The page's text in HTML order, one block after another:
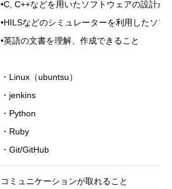
•C, C++などを用いたソフトウェアの設計が
•HILSなどのシミュレーターを利用したソ
•英語の文書を理解、作成できること
・Linux（ubuntsu）
・jenkins
・Python
・Ruby
・Git/GitHub
コミュニケーションが取れること